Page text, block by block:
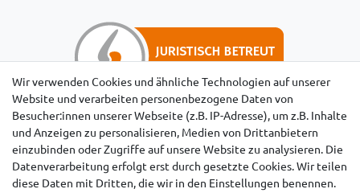
Hinweise für Käufer aus der Schweiz
Wir verwenden Cookies und ähnliche Technologien auf unserer
Website und verarbeiten personenbezogene Daten von
Besucher:innen unserer Webseite (z.B. IP-Adresse), um z.B. Inhalte
und Anzeigen zu personalisieren, Medien von Drittanbietern
einzubinden oder Zugriffe auf unsere Website zu analysieren. Die
Datenverarbeitung erfolgt erst durch gesetzte Cookies. Wir teilen
diese Daten mit Dritten, die wir in den Einstellungen benennen.